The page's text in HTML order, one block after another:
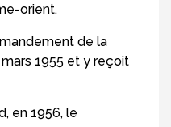
orient.
de la
mars 1955 et y reçoit
en 1956, le